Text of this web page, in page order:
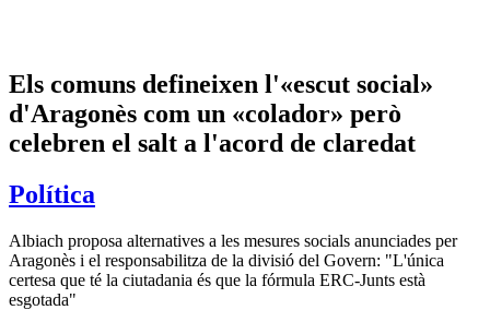
Els comuns defineixen l'«escut social»
d'Aragonès com un «colador» però
celebren el salt a l'acord de claredat
Política
Albiach proposa alternatives a les mesures socials anunciades per
Aragonès i el responsabilitza de la divisió del Govern: "L'única
certesa que té la ciutadania és que la fórmula ERC-Junts està
esgotada"